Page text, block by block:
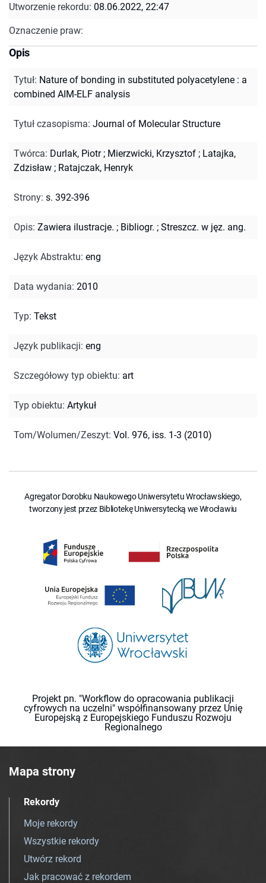
Utworzenie rekordu: 08.06.2022, 22:47
Oznaczenie praw:
Opis
Tytuł: Nature of bonding in substituted polyacetylene : a
combined AIM-ELF analysis
Tytuł czasopisma: Journal of Molecular Structure
Twórca: Durlak, Piotr; Mierzwicki, Krzysztof ; Latajka,
Zdzisław ; Ratajczak, Henryk
Strony: s. 392-396
Opis: Zawiera ilustracje. ; Bibliogr. ; Streszcz. w jęz. ang.
Język Abstraktu: eng
Data wydania: 2010
Typ: Tekst
Język publikacji: eng
Szczegółowy typ obiektu: art
Typ obiektu: Artykuł
Tom/Wolumen/Zeszyt: Vol. 976, iss. 1-3 (2010)
Agregator Dorobku Naukowego Uniwersytetu Wrocławskiego,
tworzony jest przez Bibliotekę Uniwersytecką we Wrocławiu
Projekt pn. "Workflow do opracowania publikacji
cyfrowych na uczelni" współfinansowany przez Unię
Europejską z Europejskiego Funduszu Rozwoju
Regionalnego
Mapa strony
Rekordy
Moje rekordy
Wszystkie rekordy
Utwórz rekord
Jak pracować z rekordem